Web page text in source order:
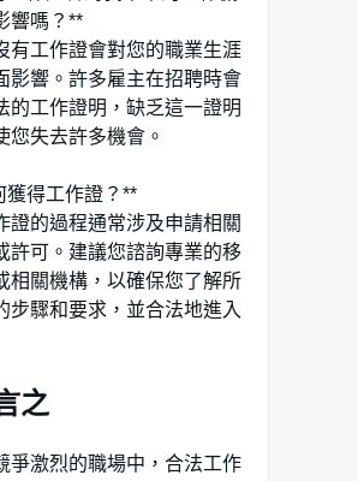
響嗎？**
有工作證會對您的職業生涯
影響。許多雇主在招聘時會
的工作證明，缺乏這一證明
您失去許多機會。
獲得工作證？**
證的過程通常涉及申請相關
許可。建議您諮詢專業的移
相關機構，以確保您了解所
步驟和要求，並合法地進入
之
爭激烈的職場中，合法工作